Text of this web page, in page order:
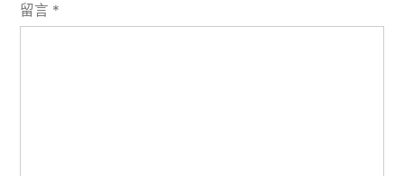
留言 *